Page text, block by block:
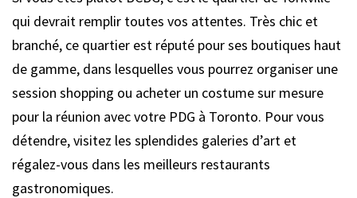
qui devrait remplir toutes vos attentes. Très chic et
branché, ce quartier est réputé pour ses boutiques haut
de gamme, dans lesquelles vous pourrez organiser une
session shopping ou acheter un costume sur mesure
pour la réunion avec votre PDG à Toronto. Pour vous
détendre, visitez les splendides galeries d’art et
régalez-vous dans les meilleurs restaurants
gastronomiques.